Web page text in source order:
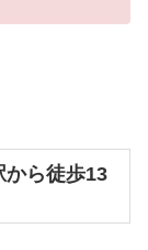
から徒歩13